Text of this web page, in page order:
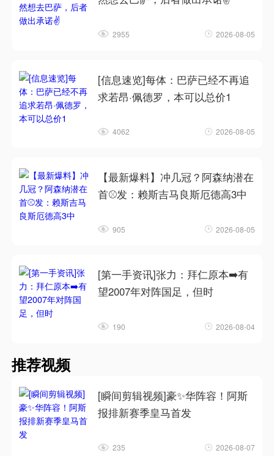
2955 2026-08-05
[信息速览]每体：巴萨已经不再追
求若昂·佩德罗，本可以总价1
4062 2026-08-05
【最新爆料】冲几冠？阿森纳潜在
首⚾发：赖斯吉马良斯厄德高3中
905 2026-08-05
[第一手资讯]张力：拜仁原本➡️有
望2007年对阵国足，但时
190 2026-08-04
推荐视频
[瞬间剪辑视频]豪✨华阵容！阿斯
报排新赛季皇马首发
235 2026-08-07